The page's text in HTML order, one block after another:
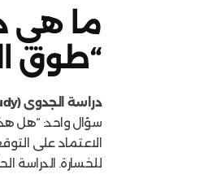
ما هي
“طوق
دراسة الجدوى (Feasibility Study)
سؤال واحد: “هل
الاعتماد على
للخسارة. الدراسة